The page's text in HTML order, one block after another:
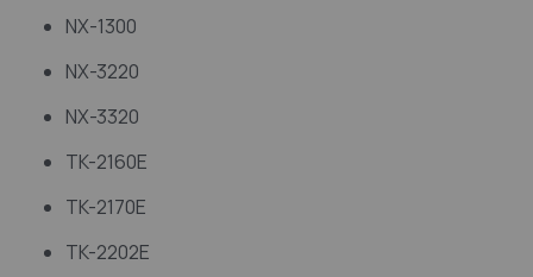
NX-1300
NX-3220
NX-3320
TK-2160E
TK-2170E
TK-2202E